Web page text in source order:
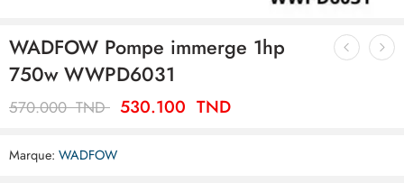
WADFOW Pompe immerge 1hp
750w WWPD6031
570.000TND 530.100 TND
Marque: WADFOW